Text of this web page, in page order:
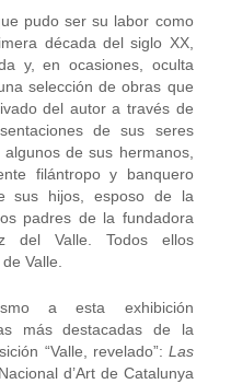
pudo ser su labor como
década del siglo XX,
y, en ocasiones, oculta
selección de obras que
del autor a través de
de sus seres
de sus hermanos,
filántropo y banquero
sus hijos, esposo de la
padres de la fundadora
del Valle. Todos ellos
Valle.
a esta exhibición
más destacadas de la
“Valle, revelado”: Las
d’Art de Catalunya